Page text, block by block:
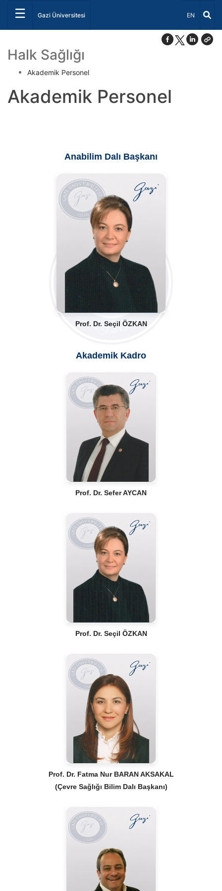
☰ Gazi Üniversitesi Dil Seçiniz
EN
Halk Sağlığı
Akademik Personel
Akademik Personel
Anabilim Dalı Başkanı
Prof. Dr. Seçil ÖZKAN
Akademik Kadro
Prof. Dr. Sefer AYCAN
Prof. Dr. Seçil ÖZKAN
Prof. Dr. Fatma Nur BARAN AKSAKAL
(Çevre Sağlığı Bilim Dalı Başkanı)